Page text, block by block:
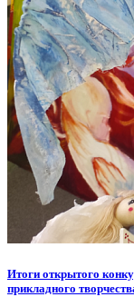
Итоги открытого
прикладного